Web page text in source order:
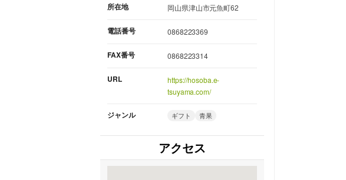
所在地 岡山県津山市元魚町62
電話番号 0868223369
FAX番号 0868223314
URL
https://hosoba.e-
tsuyama.com/
ジャンル ギフト 青果
アクセス